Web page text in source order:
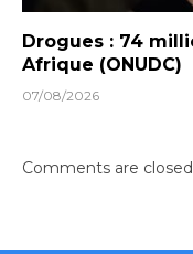
Drogues : 74
Afrique (ONUDC)
07/08/2026
Comments are